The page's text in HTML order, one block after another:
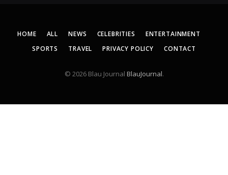
HOME ALL NEWS CELEBRITIES
ENTERTAINMENT
SPORTS
TRAVEL PRIVACY POLICY CONTACT
© 2026 Blau Journal BlauJournal.